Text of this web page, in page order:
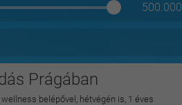
500.000
Prágában
belépővel, hétvégén is, 1 éves